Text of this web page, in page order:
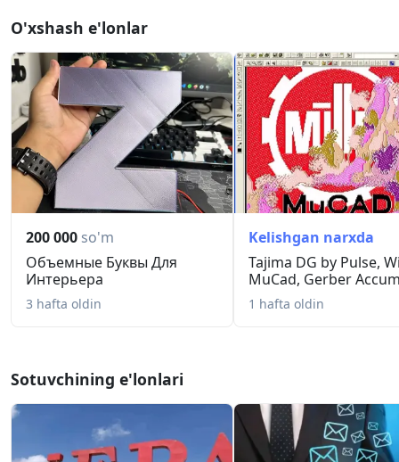
O'xshash e'lonlar
200 000 so'm
Объемные Буквы Для
Интерьера
3 hafta oldin
Kelishgan narxda
Tajima DG by Pulse,
MuCad, Gerber
1 hafta oldin
Sotuvchining e'lonlari